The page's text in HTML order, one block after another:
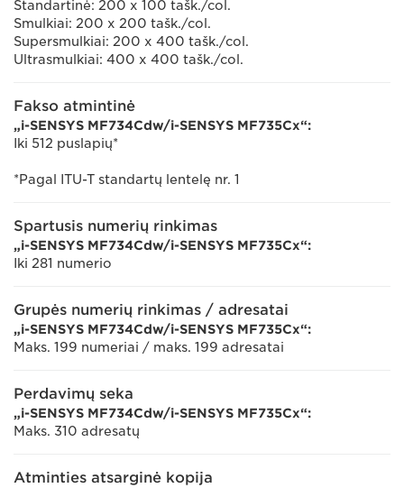
Standartinė: 200 x 100 tašk./col.
Smulkiai: 200 x 200 tašk./col.
Supersmulkiai: 200 x 400 tašk./col.
Ultrasmulkiai: 400 x 400 tašk./col.
Fakso atmintinė
„i-SENSYS MF734Cdw/i-SENSYS MF735Cx“:
Iki 512 puslapių*
*Pagal ITU-T standartų lentelę nr. 1
Spartusis numerių rinkimas
„i-SENSYS MF734Cdw/i-SENSYS MF735Cx“:
Iki 281 numerio
Grupės numerių rinkimas / adresatai
„i-SENSYS MF734Cdw/i-SENSYS MF735Cx“:
Maks. 199 numeriai / maks. 199 adresatai
Perdavimų seka
„i-SENSYS MF734Cdw/i-SENSYS MF735Cx“:
Maks. 310 adresatų
Atminties atsarginė kopija